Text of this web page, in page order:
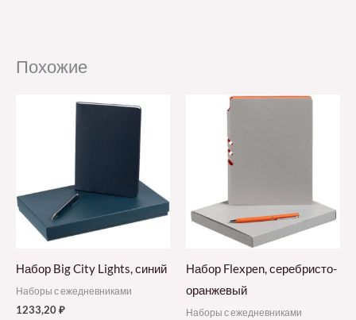
Похожие
Набор Big City Lights, синий
Наборы с ежедневниками
1233,20₽
Набор Flexpen, серебристо-
оранжевый
Наборы с ежедневниками